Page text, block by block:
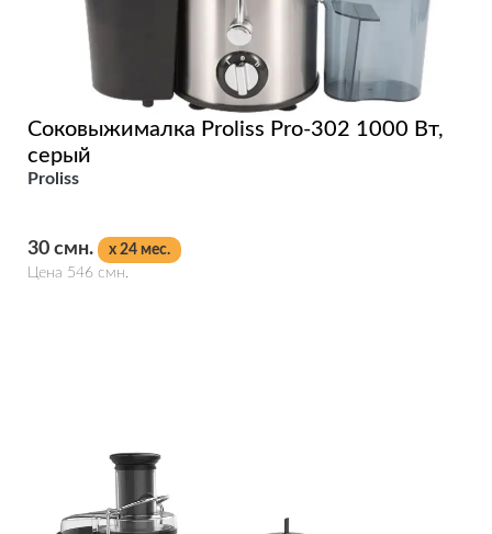
Соковыжималка Proliss Pro-302 1000 Вт,
серый
Proliss
30 смн.
x 24 мес.
Цена 546 смн.